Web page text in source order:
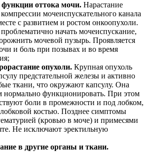
функции оттока мочи. Нарастание
мочеиспускательного канала
с развитием и ростом онкоопухоли.
начать мочеиспускание,
мочевой пузырь. Проявляется
и боль при позывах и во время
опухоли. Крупная опухоль
предстательной железы и активно
ткани, что окружают капсулу. Она
нормально функционировать. При этом
боли в промежности и под лобком,
костью. Позднее симптомы
(кровью в моче) и примесями
Не исключают эректильную
в другие органы и ткани.